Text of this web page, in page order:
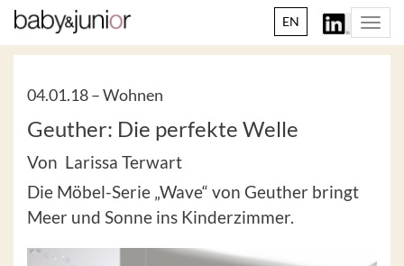
EN
04.01.18 –Wohnen
Geuther: Die perfekte Welle
Von Larissa Terwart
Die Möbel-Serie „Wave“ von Geuther bringt
Meer und Sonne ins Kinderzimmer.